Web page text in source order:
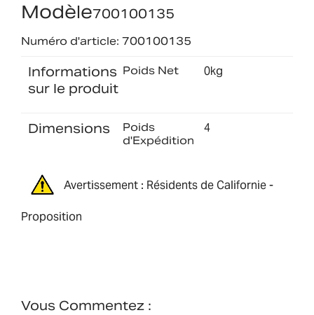
Modèle700100135
Numéro d'article: 700100135
Informations
sur le produit
Poids Net 0kg
Dimensions
Poids
d'Expédition
4
Avertissement : Résidents de Californie -
Proposition
Vous Commentez :